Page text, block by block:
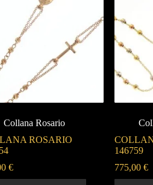
Collana Rosario
ROSARIO
€
146759
775,00 €